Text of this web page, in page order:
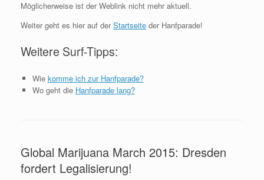
Möglicherweise ist der Weblink nicht mehr aktuell.
Weiter geht es hier auf derStartseite der Hanfparade!
Weitere Surf-Tipps:
Wie komme ich zur Hanfparade?
Wo geht die Hanfparade lang?
Global Marijuana March 2015: Dresden
fordert Legalisierung!